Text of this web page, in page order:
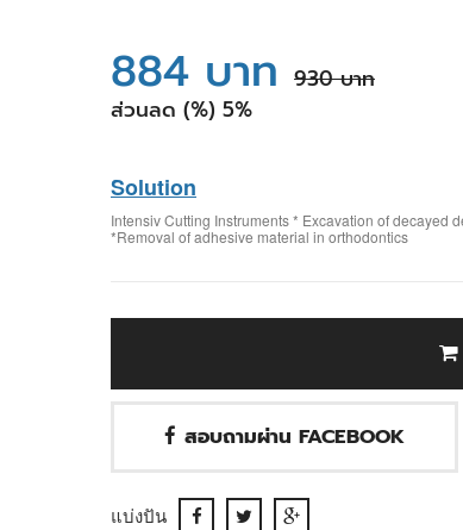
884 บาท 930 บาท
ส่วนลด (%) 5%
Solution
Intensiv Cutting Instruments * Excavation of decayed
*Removal of adhesive material in orthodontics
สอบถามผ่าน FACEBOOK
แบ่งปัน